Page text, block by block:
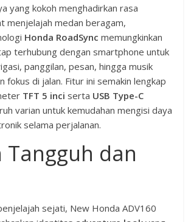
yang kokoh menghadirkan rasa
menjelajah medan beragam,
Honda RoadSync memungkinkan
terhubung dengan smartphone untuk
panggilan, pesan, hingga musik
fokus di jalan. Fitur ini semakin lengkap
TFT 5 inci serta USB Type-C
varian untuk kemudahan mengisi daya
selama perjalanan.
Tangguh dan
sejati, New Honda ADV160